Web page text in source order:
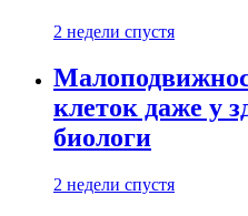
2 недели спустя
клеток даже у
биологи
2 недели спустя